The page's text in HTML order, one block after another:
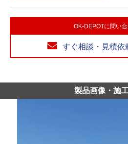
OK-DEPOTに問い
すぐ相談・見積依
製品画像・施